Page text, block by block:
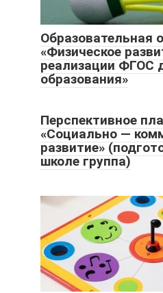
Образовательная
«Физическое
реализации ФГОС
образования»
Перспективное
«Социально —
развитие»
школе группа)